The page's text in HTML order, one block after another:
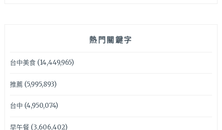
熱門關鍵字
台中美食(14,449,965)
推薦(5,995,893)
台中 (4,950,074)
早午餐(3,606,402)